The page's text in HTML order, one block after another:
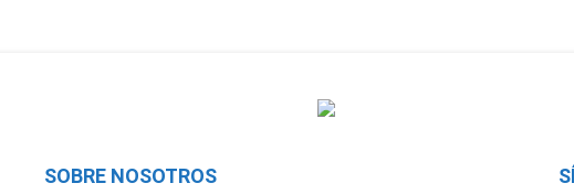
SOBRE NOSOTROS